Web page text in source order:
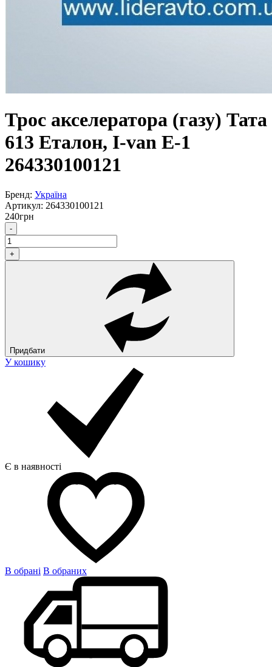
Трос акселератора (газу) Тата
613 Еталон, I-van Е-1
264330100121
Бренд: Україна
Артикул: 264330100121
240грн
-
+
Придбати
У кошику
Є в наявності
В обрані В обраних